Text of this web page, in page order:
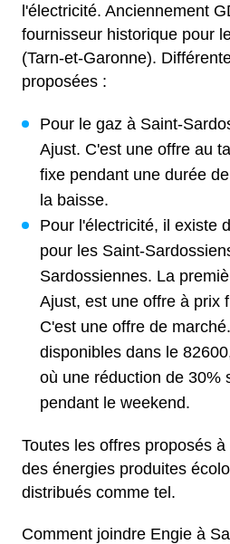
l'électricité. Anciennement
fournisseur historique pour
(Tarn-et-Garonne).
proposées :
Pour le gaz à Saint-
Ajust. C'est une offre au
fixe pendant une durée
la baisse.
Pour l'électricité, il existe
pour les Saint-
Sardossiennes. La
Ajust, est une offre à prix
C'est une offre de
disponibles dans le
où une réduction de 30%
pendant le weekend.
Toutes les offres proposés
des énergies produites
distribués comme tel.
Comment joindre Engie à